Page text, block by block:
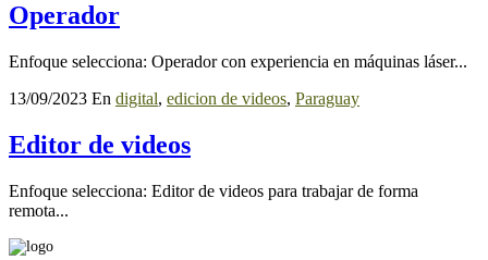
Operador
Enfoque selecciona: Operador con experiencia en máquinas láser...
13/09/2023 En digital, edicion de videos, Paraguay
Editor de videos
Enfoque selecciona: Editor de videos para trabajar de forma
remota...